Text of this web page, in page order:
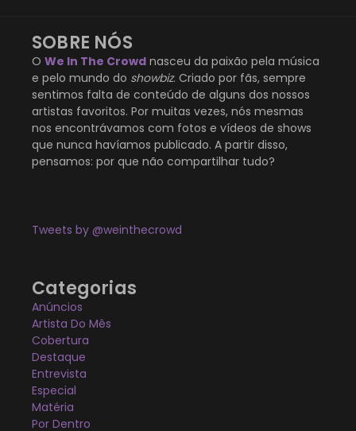
SOBRE NÓS
O We In The Crowd nasceu da paixão pela música
e pelo mundo do showbiz. Criado por fãs, sempre
sentimos falta de conteúdo de alguns dos nossos
artistas favoritos. Por muitas vezes, nós mesmas
nos encontrávamos com fotos e vídeos de shows
que nunca havíamos publicado. A partir disso,
pensamos: por que não compartilhar tudo?
Tweets by @weinthecrowd
Categorias
Anúncios
Artista Do Mês
Cobertura
Destaque
Entrevista
Especial
Matéria
Por Dentro